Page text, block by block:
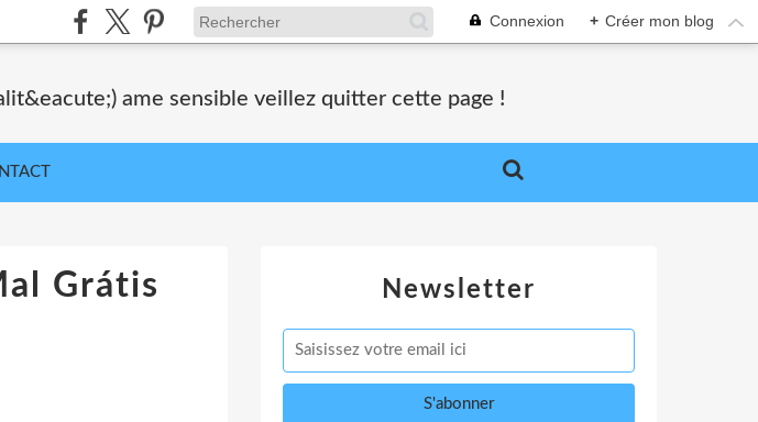
Connexion + Créer mon blog
ame sensible veillez quitter cette page !
Grátis
Newsletter